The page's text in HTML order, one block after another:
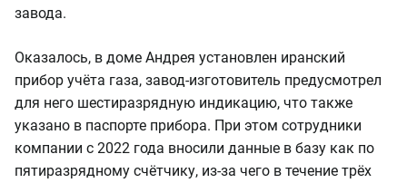
завода.
Оказалось, в доме Андрея установлен иранский
прибор учёта газа, завод-изготовитель предусмотрел
для него шестиразрядную индикацию, что также
указано в паспорте прибора. При этом сотрудники
компании с 2022 года вносили данные в базу как по
пятиразрядному счётчику, из-за чего в течение трёх